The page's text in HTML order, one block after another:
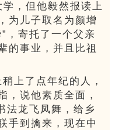
，但他毅然报读上
为儿子取名为颜增
，寄托了一个父亲
的事业，并且比祖
上了点年纪的人，
，说他素质全面，
法龙飞凤舞，给乡
手到擒来，现在中